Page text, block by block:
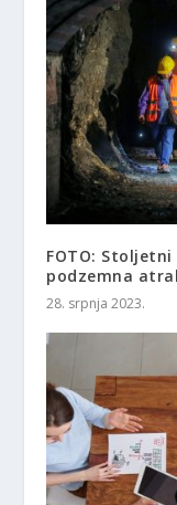
FOTO:
podzemna
28. srpnja 2023.